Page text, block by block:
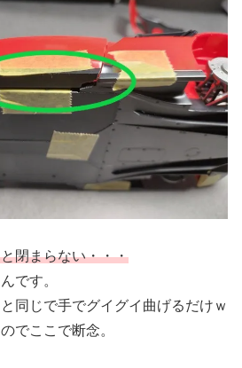
閉まらない・・・
です。
同じで手でグイグイ曲げるだけｗ
でここで断念。